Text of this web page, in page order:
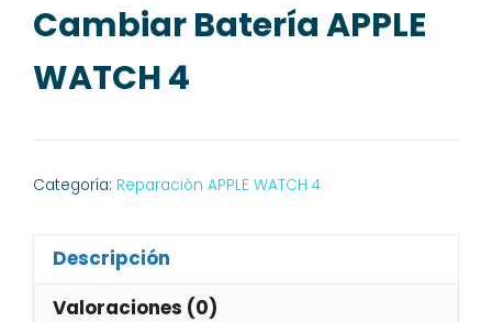
Cambiar Batería APPLE
WATCH 4
Categoría: Reparación APPLE WATCH 4
Descripción
Valoraciones (0)